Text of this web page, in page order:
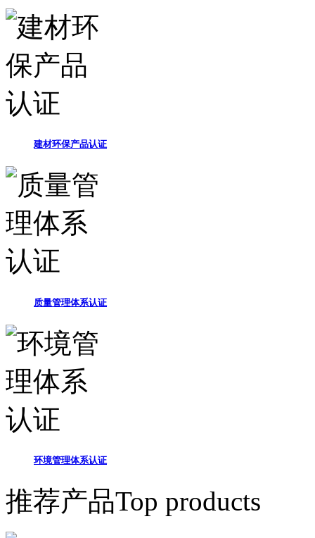
建材环保产品认证
质量管理体系认证
环境管理体系认证
推荐产品Top products